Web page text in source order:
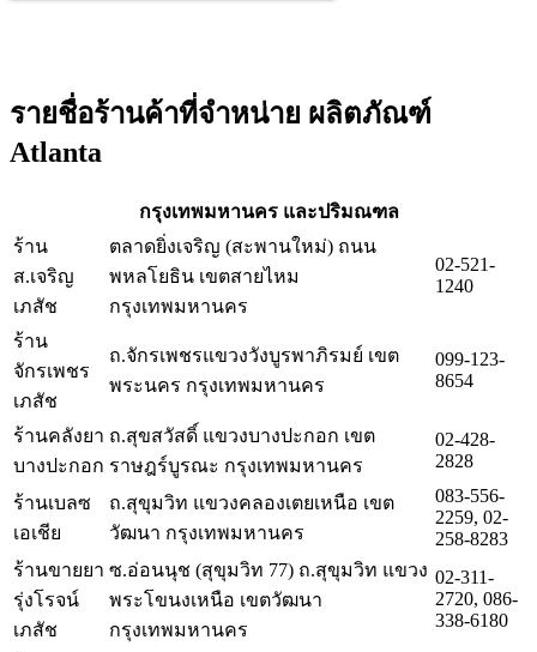
รายชื่อร้านค้าที่จำหน่าย ผลิตภัณฑ์
Atlanta
กรุงเทพมหานคร และปริมณฑล
ร้าน
ส.เจริญ
เภสัช
ตลาดยิ่งเจริญ (สะพานใหม่) ถนน
พหลโยธิน เขตสายไหม
กรุงเทพมหานคร
02-521-
1240
ร้าน
จักรเพชร
เภสัช
ถ.จักรเพชรแขวงวังบูรพาภิรมย์ เขต
พระนคร กรุงเทพมหานคร
099-123-
8654
ร้านคลังยา
บางปะกอก
ถ.สุขสวัสดิ์ แขวงบางปะกอก เขต
ราษฎร์บูรณะ กรุงเทพมหานคร
02-428-
2828
ร้านเบลซ
เอเชีย
ถ.สุขุมวิท แขวงคลองเตยเหนือ เขต
วัฒนา กรุงเทพมหานคร
083-556-
2259, 02-
258-8283
ร้านขายยา
รุ่งโรจน์
เภสัช
ซ.อ่อนนุช (สุขุมวิท 77) ถ.สุขุมวิท แขวง
พระโขนงเหนือ เขตวัฒนา
กรุงเทพมหานคร
02-311-
2720, 086-
338-6180